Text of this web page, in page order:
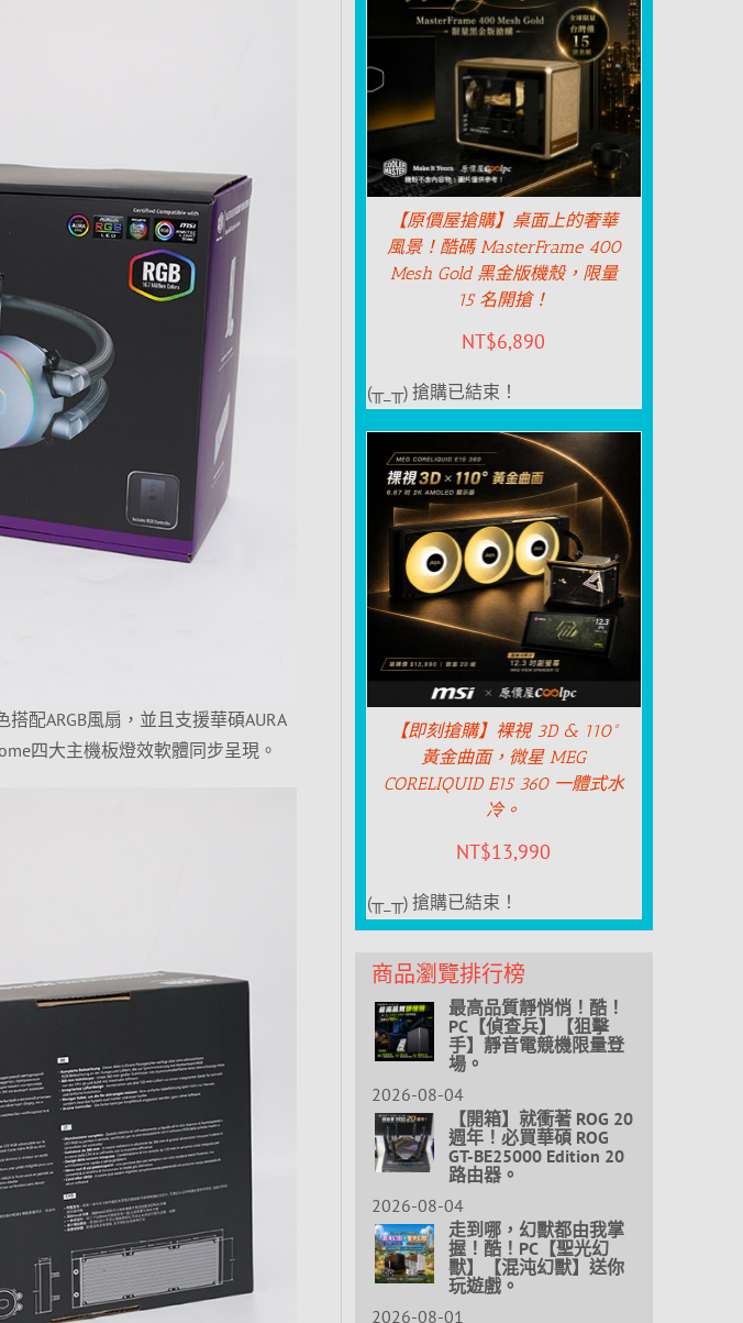
配ARGB風扇，並且支援華碩AURA
四大主機板燈效軟體同步呈現。
【原價屋搶購】桌面上的奢華
風景！酷碼 MasterFrame 400
Mesh Gold 黑金版機殼，限量
15 名開搶！
NT$6,890
(╥_╥) 搶購已結束！
【即刻搶購】裸視 3D & 110°
黃金曲面，微星 MEG
CORELIQUID E15 360 一體式水
冷。
NT$13,990
(╥_╥) 搶購已結束！
商品瀏覽排行榜
最高品質靜悄悄！酷！
PC【偵查兵】【狙擊
手】靜音電競機限量登
場。
2026-08-04
【開箱】就衝著 ROG 20
週年！必買華碩 ROG
GT-BE25000 Edition 20
路由器。
2026-08-04
走到哪，幻獸都由我掌
握！酷！PC【聖光幻
獸】【混沌幻獸】送你
玩遊戲。
2026-08-01